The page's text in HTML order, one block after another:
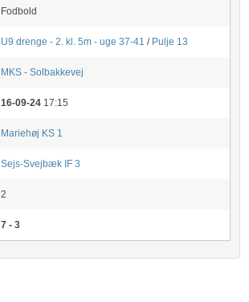
Fodbold
U9 drenge - 2. kl. 5m - uge 37-41 / Pulje 13
MKS - Solbakkevej
16-09-24 17:15
Mariehøj KS 1
Sejs-Svejbæk IF 3
2
7 - 3